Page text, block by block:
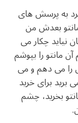
به پرسش های
بعدش من
نیاید چکار می
مانتو را بپوشم
می دهم و می
برید برای خرید
بخرید، چشم